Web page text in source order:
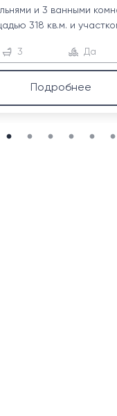
и 3 ванными
318 кв.м. и участком
3 Да
Подробнее